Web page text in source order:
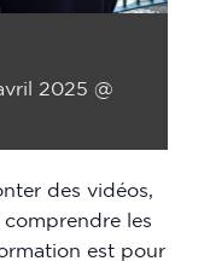
2025 @
des vidéos,
les
est pour